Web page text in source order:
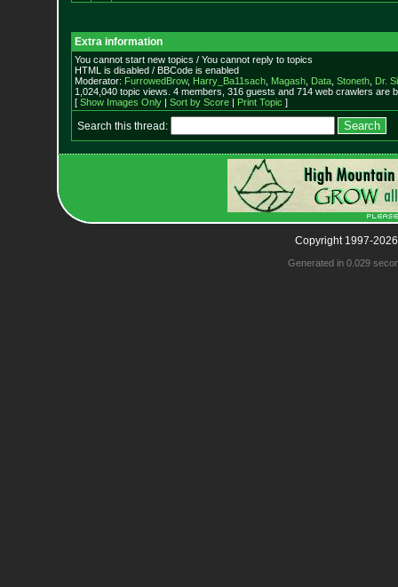
Extra information
You cannot start new topics / You cannot reply to topics
HTML is disabled / BBCode is enabled
Moderator: FurrowedBrow, Harry_Ba11sach, Magash, Data, Stoneth, Dr.
1,024,040 topic views. 4 members, 316 guests and 714 web crawlers are
[ Show Images Only| Sort by Score| Print Topic ]
Search this thread:
Copyright 1997-
Generated in 0.029